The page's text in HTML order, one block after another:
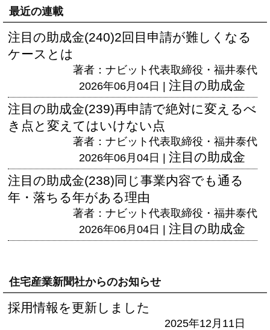
最近の連載
注目の助成金(240)2回目申請が難しくなる
ケースとは
著者：ナビット代表取締役・福井泰代
2026年06月04日 | 注目の助成金
注目の助成金(239)再申請で絶対に変えるべ
き点と変えてはいけない点
著者：ナビット代表取締役・福井泰代
2026年06月04日 | 注目の助成金
注目の助成金(238)同じ事業内容でも通る
年・落ちる年がある理由
著者：ナビット代表取締役・福井泰代
2026年06月04日 | 注目の助成金
住宅産業新聞社からのお知らせ
採用情報を更新しました
2025年12月11日